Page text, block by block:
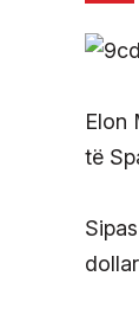
Elon
të